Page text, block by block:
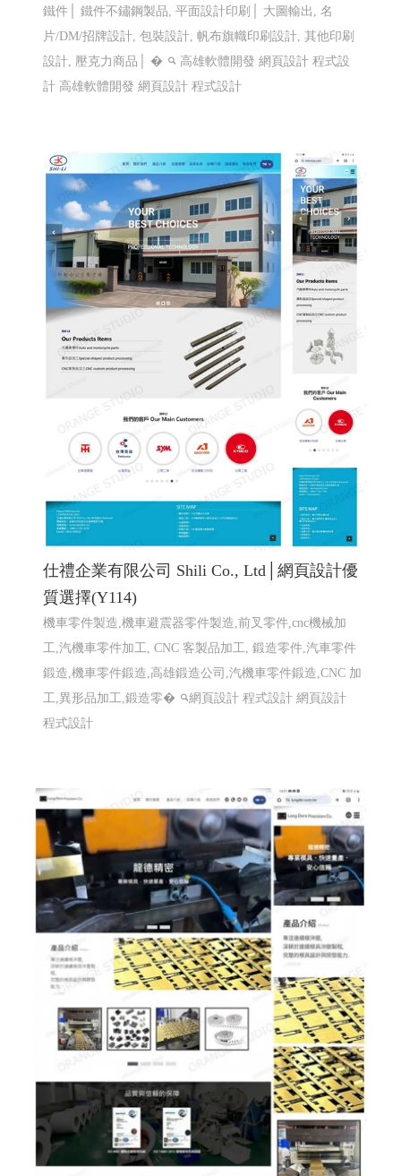
鐵件│ 鐵件不鏽鋼製品, 平面設計印刷│ 大圖輸出, 名
片/DM/招牌設計, 包裝設計, 帆布旗幟印刷設計, 其他印刷
設計, 壓克力商品│ �
高雄軟體開發 網頁設計 程式設
計 高雄軟體開發 網頁設計 程式設計
仕禮企業有限公司 Shili Co., Ltd│網頁設計優
質選擇(Y114)
機車零件製造,機車避震器零件製造,前叉零件,cnc機械加
工,汽機車零件加工, CNC 客製品加工, 鍛造零件,汽車零件
鍛造,機車零件鍛造,高雄鍛造公司,汽機車零件鍛造,CNC 加
工,異形品加工,鍛造零�
網頁設計 程式設計網頁設計
程式設計